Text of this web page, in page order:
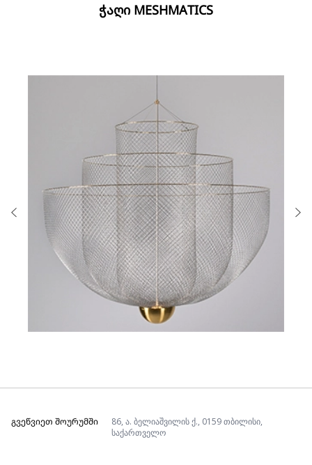
ᲭᲐᲦᲘ MESHMATICS
ᲒᲕᲔᲬᲕᲘᲔᲗ ᲨᲝᲣᲠᲣᲛᲨᲘ
86, ა. ბელიაშვილის ქ., 0159 თბილისი,
საქართველო